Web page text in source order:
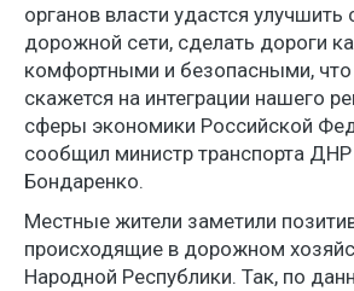
органов власти удастся улучшить
дорожной сети, сделать дороги
комфортными и безопасными,
скажется на интеграции нашего
сферы экономики Российской
сообщил министр транспорта
Бондаренко.
Местные жители заметили
происходящие в дорожном
Народной Республики. Так, по